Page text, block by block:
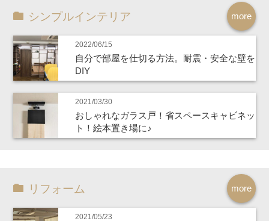
more
シンプルインテリア
2022/06/15
自分で部屋を仕切る方法。耐震・安全な壁を
DIY
2021/03/30
おしゃれなガラス戸！省スペースキャビネッ
ト！絵本置き場に♪
more
リフォーム
2021/05/23